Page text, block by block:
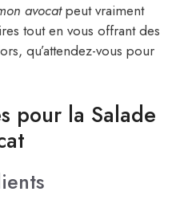
avocatpeut vraiment
tout en vous offrant des
qu’attendez-vous pour
pour la Salade